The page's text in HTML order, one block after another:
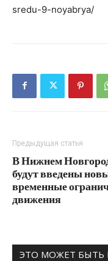
sredu-9-noyabrya/
Предыдущая статья
В Нижнем
будут введены
временные
движения
ЭТО МОЖЕТ БЫТЬ